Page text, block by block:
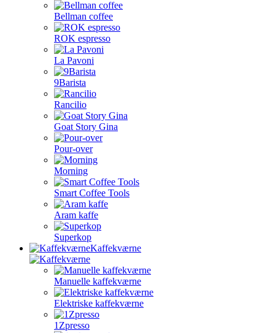
Bellman coffee
ROK espresso
La Pavoni
9Barista
Rancilio
Goat Story Gina
Pour-over
Morning
Smart Coffee Tools
Aram kaffe
Superkop
Kaffekværne
Manuelle kaffekværne
Elektriske kaffekværne
1Zpresso